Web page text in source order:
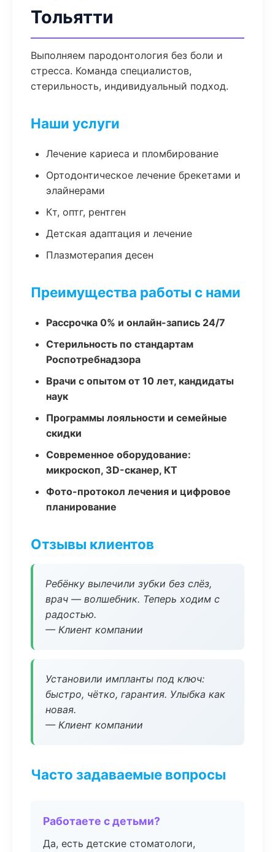
Тольятти
Выполняем пародонтология без боли и
стресса. Команда специалистов,
стерильность, индивидуальный подход.
Наши услуги
Лечение кариеса и пломбирование
Ортодонтическое лечение брекетами и
элайнерами
Кт, оптг, рентген
Детская адаптация и лечение
Плазмотерапия десен
Преимущества работы с нами
Рассрочка 0% и онлайн-запись 24/7
Стерильность по стандартам
Роспотребнадзора
Врачи с опытом от 10 лет, кандидаты
наук
Программы лояльности и семейные
скидки
Современное оборудование:
микроскоп, 3D-сканер, КТ
Фото-протокол лечения и цифровое
планирование
Отзывы клиентов
Ребёнку вылечили зубки без слёз,
врач — волшебник. Теперь ходим с
радостью.
— Клиент компании
Установили импланты под ключ:
быстро, чётко, гарантия. Улыбка как
новая.
— Клиент компании
Часто задаваемые вопросы
Работаете с детьми?
Да, есть детские стоматологи,